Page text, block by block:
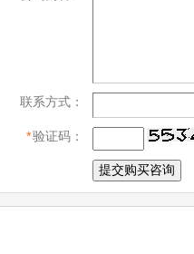
联系方式：
*验证码：